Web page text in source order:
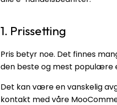
1. Prissetting
Pris betyr noe. Det finnes
den beste og mest populære
Det kan være en vanskelig
kontakt med våre